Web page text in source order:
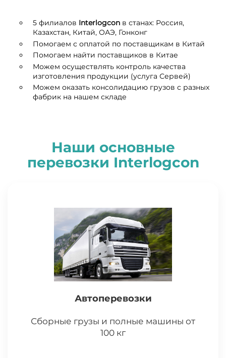
5 филиалов Interlogcon в станах: Россия,
Казахстан, Китай, ОАЭ, Гонконг
Помогаем с оплатой по поставщикам в Китай
Помогаем найти поставщиков в Китае
Можем осуществлять контроль качества
изготовления продукции (услуга Сервей)
Можем оказать консолидацию грузов с разных
фабрик на нашем складе
Наши основные
перевозки Interlogcon
Автоперевозки
Сборные грузы и полные машины от
100 кг